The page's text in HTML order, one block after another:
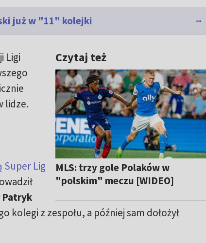
już w "11" kolejki
Czytaj też
MLS: trzy gole Polaków w
"polskim" meczu [WIDEO]
Ligi
lidze.
Super Lig
Patryk
kolegi z zespołu, a później sam dołożył